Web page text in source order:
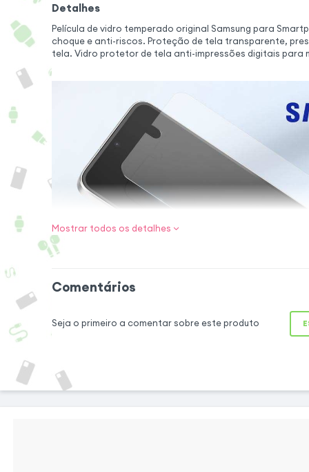
Detalhes
Película de vidro temperado original Samsung para
choque e anti-riscos. Proteção de tela transparente,
tela. Vidro protetor de tela anti-impressões digitais para
protege
Smartphone
Mostrar todos os detalhes
Comentários
Seja o primeiro a comentar sobre este produto